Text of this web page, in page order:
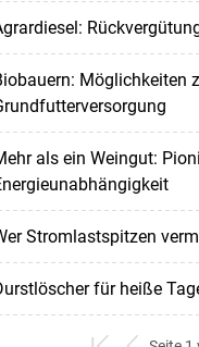
Möglichkeiten
als ein Weingut:
Stromlastspitzen
für heiße